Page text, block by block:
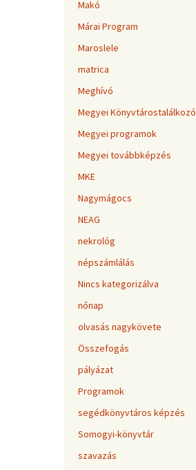
Makó
Márai Program
Maroslele
matrica
Meghívó
Megyei Könyvtárostalálkozó
Megyei programok
Megyei továbbképzés
MKE
Nagymágocs
NEAG
nekrológ
népszámlálás
Nincs kategorizálva
nőnap
olvasás nagykövete
Összefogás
pályázat
Programok
segédkönyvtáros képzés
Somogyi-könyvtár
szavazás